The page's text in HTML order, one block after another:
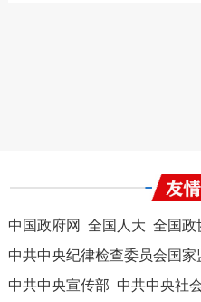
中国政府网 全国人大 全国政
中共中央纪律检查委员会国家
中共中央宣传部 中共中央社